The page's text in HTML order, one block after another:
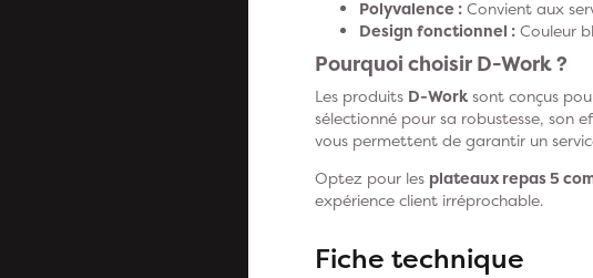
Polyvalence : Convient aux
Design fonctionnel : Couleur
Pourquoi choisir D-Work ?
Les produits D-Work sont conçus
sélectionné pour sa robustesse, son
vous permettent de garantir un
Optez pour les plateaux repas 5
expérience client irréprochable.
Fiche technique